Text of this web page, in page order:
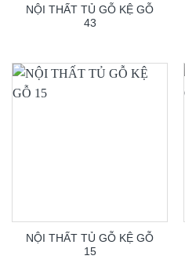
NỘI THẤT TỦ GỖ KỆ GỖ
43
NỘI THẤT TỦ GỖ KỆ GỖ
15